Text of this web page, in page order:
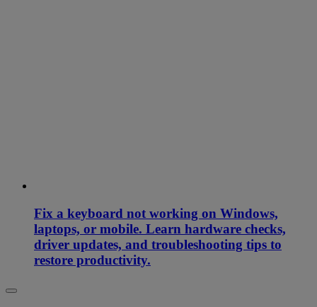
Fix a keyboard not working on Windows,
laptops, or mobile. Learn hardware checks,
driver updates, and troubleshooting tips to
restore productivity.